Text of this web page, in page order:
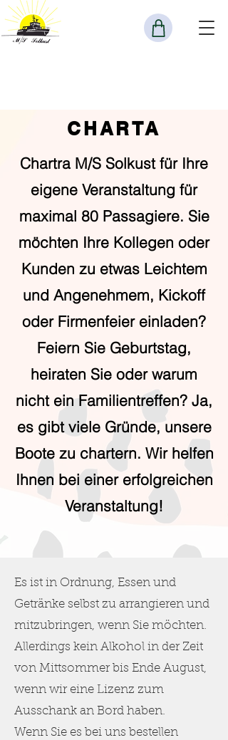
CHARTA
Chartra M/S Solkust für Ihre
eigene Veranstaltung für
maximal 80 Passagiere. Sie
möchten Ihre Kollegen oder
Kunden zu etwas Leichtem
und Angenehmem, Kickoff
oder Firmenfeier einladen?
Feiern Sie Geburtstag,
heiraten Sie oder warum
nicht ein Familientreffen? Ja,
es gibt viele Gründe, unsere
Boote zu chartern. Wir helfen
Ihnen bei einer erfolgreichen
Veranstaltung!
Es ist in Ordnung, Essen und
Getränke selbst zu arrangieren und
mitzubringen, wenn Sie möchten.
Allerdings kein Alkohol in der Zeit
von Mittsommer bis Ende August,
wenn wir eine Lizenz zum
Ausschank an Bord haben.
Wenn Sie es bei uns bestellen